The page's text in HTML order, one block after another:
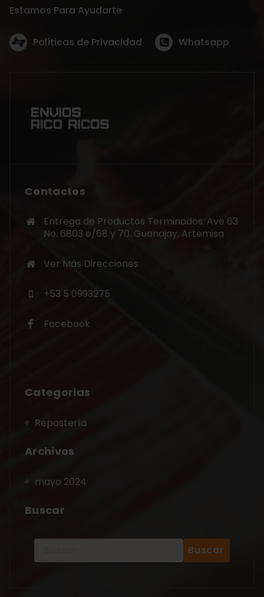
Estamos Para Ayudarte
Políticas de Privacidad Whatsapp
Contactos
Entrega de Productos Terminados: Ave 63
No. 6803 e/68 y 70. Guanajay, Artemisa
Ver Más Direcciones
+53 5 0993275
Facebook
Categorias
Repostería
Archivos
mayo 2024
Buscar